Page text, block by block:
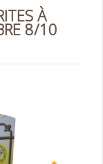
À
8/10